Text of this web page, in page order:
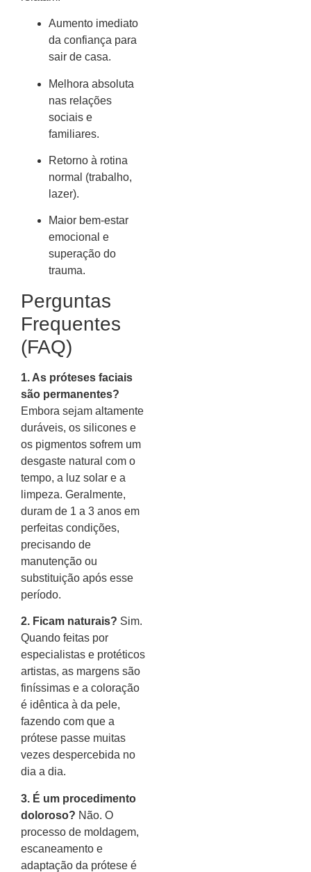
Aumento imediato
da confiança para
sair de casa.
Melhora absoluta
nas relações
sociais e
familiares.
Retorno à rotina
normal (trabalho,
lazer).
Maior bem-estar
emocional e
superação do
trauma.
Perguntas
Frequentes
(FAQ)
1. As próteses faciais
são permanentes?
Embora sejam altamente
duráveis, os silicones e
os pigmentos sofrem um
desgaste natural com o
tempo, a luz solar e a
limpeza. Geralmente,
duram de 1 a 3 anos em
perfeitas condições,
precisando de
manutenção ou
substituição após esse
período.
2. Ficam naturais? Sim.
Quando feitas por
especialistas e protéticos
artistas, as margens são
finíssimas e a coloração
é idêntica à da pele,
fazendo com que a
prótese passe muitas
vezes despercebida no
dia a dia.
3. É um procedimento
doloroso? Não. O
processo de moldagem,
escaneamento e
adaptação da prótese é